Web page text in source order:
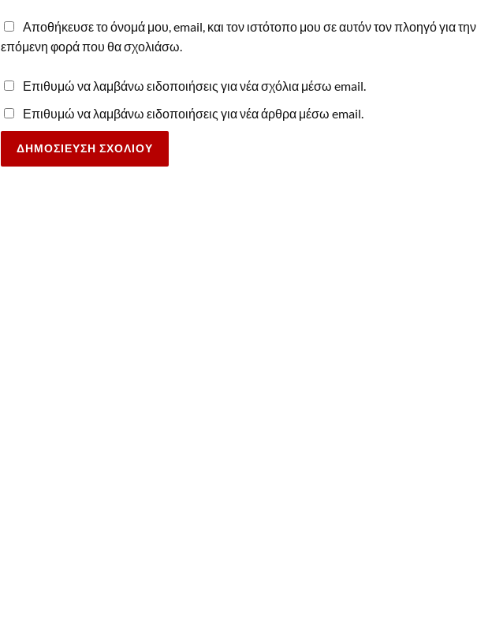
Αποθήκευσε το όνομά μου, email, και τον ιστότοπο μου σε αυτόν τον πλοηγό για την
επόμενη φορά που θα σχολιάσω.
Επιθυμώ να λαμβάνω ειδοποιήσεις για νέα σχόλια μέσω email.
Επιθυμώ να λαμβάνω ειδοποιήσεις για νέα άρθρα μέσω email.